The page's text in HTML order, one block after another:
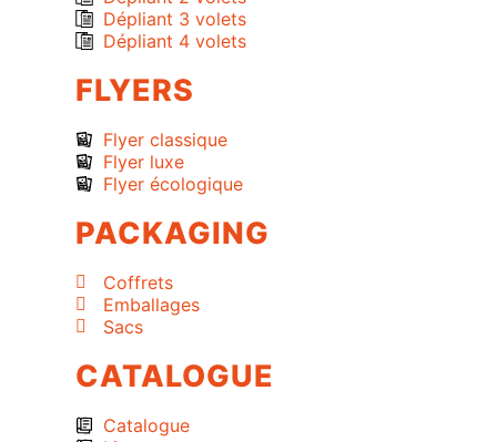
Dépliant 3 volets
Dépliant 4 volets
FLYERS
Flyer classique
Flyer luxe
Flyer écologique
PACKAGING
Coffrets
Emballages
Sacs
CATALOGUE
Catalogue